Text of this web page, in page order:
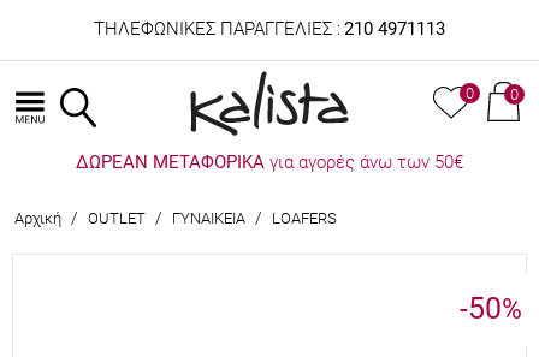
ΤΗΛΕΦΩΝΙΚΕΣ ΠΑΡΑΓΓΕΛΙΕΣ : 210 4971113
0 0
ΔΩΡΕΑΝ ΜΕΤΑΦΟΡΙΚΑ για αγορές άνω των 50€
Αρχική / OUTLET / ΓΥΝΑΙΚΕΙΑ / LOAFERS
-50%